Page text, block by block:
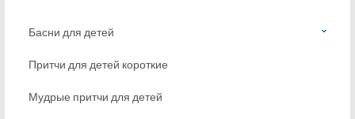
Басни для детей
Притчи для детей короткие
Мудрые притчи для детей